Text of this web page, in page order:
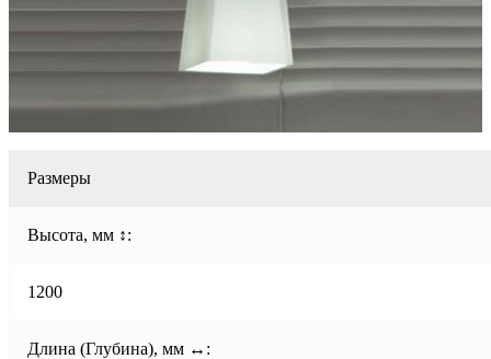
Размеры
Высота, мм ↕:
1200
Длина (Глубина), мм ↔: